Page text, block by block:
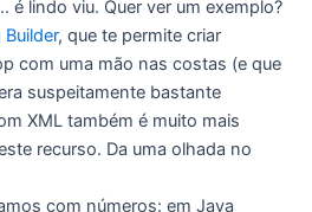
é lindo viu. Quer ver um exemplo?
, que te permite criar
com uma mão nas costas (e que
suspeitamente bastante
XML também é muito mais
recurso. Da uma olhada no
com números: em Java